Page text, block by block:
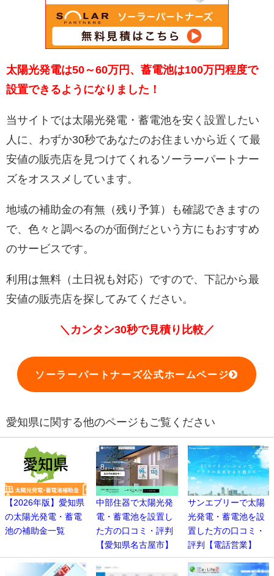
太陽光発電は50～60万円、蓄電池は100万円程度で
設置できるようになりました！
当サイトでは太陽光発電・蓄電池を安く設置したい
人に、わずか30秒であなたのお住まいから近くて最
安値の販売店を見つけてくれるソーラーパートナー
ズをオススメしています。
地域の補助金の有無（残り予算）も確認できますの
で、色々と調べるのが面倒だという方にもおすすめ
のサービスです。
利用は無料（土日祝も対応）ですので、下記から最
安値の販売店を探してみてください。
＼カンタン30秒で見積り比較／
ソーラーパートナーズ公式ホームページ
愛知県に関する他のページもご覧ください
【2026年版】愛知県
の太陽光発電・蓄電
池の補助金一覧
中部住器で太陽光発
電・蓄電池を設置し
た方の口コミ・評判
【愛知県名古屋市】
サンエブリーで太陽
光発電・蓄電池を設
置した方の口コミ・
評判【電話営業】